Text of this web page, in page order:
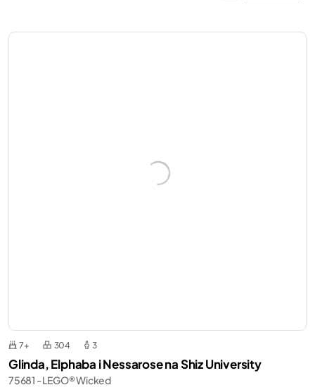
7+ 304 3
Glinda, Elphaba i Nessarose na Shiz University
75681 - LEGO® Wicked